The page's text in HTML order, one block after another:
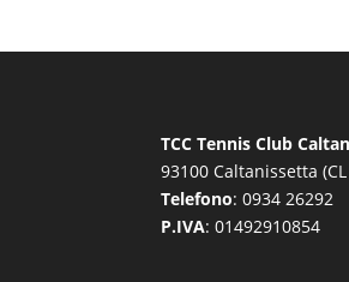
TCC Tennis Club
93100 Caltanissetta
Telefono: 0934 26292
P.IVA: 01492910854